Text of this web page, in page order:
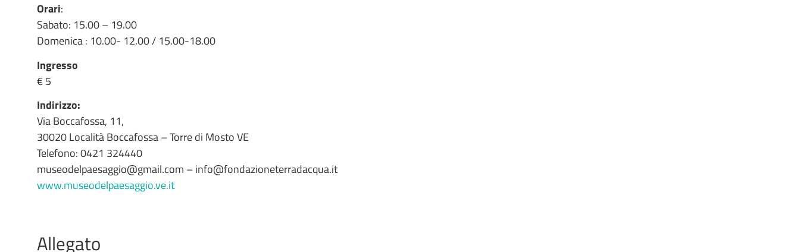
Orari:
Sabato: 15.00 – 19.00
Domenica : 10.00- 12.00 / 15.00-18.00
Ingresso
€ 5
Indirizzo:
Via Boccafossa, 11,
30020 Località Boccafossa – Torre di Mosto VE
Telefono: 0421 324440
museodelpaesaggio@gmail.com – info@fondazioneterradacqua.it
www.museodelpaesaggio.ve.it
Allegato